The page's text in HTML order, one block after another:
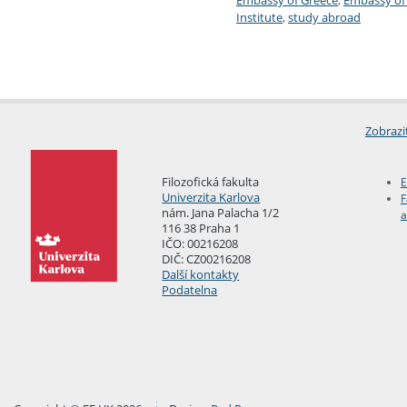
Institute,study abroad
Filozofická fakulta
Univerzita Karlova
nám. Jana Palacha 1/2
116 38 Praha 1
IČO: 00216208
DIČ: CZ00216208
Další kontakty
Podatelna